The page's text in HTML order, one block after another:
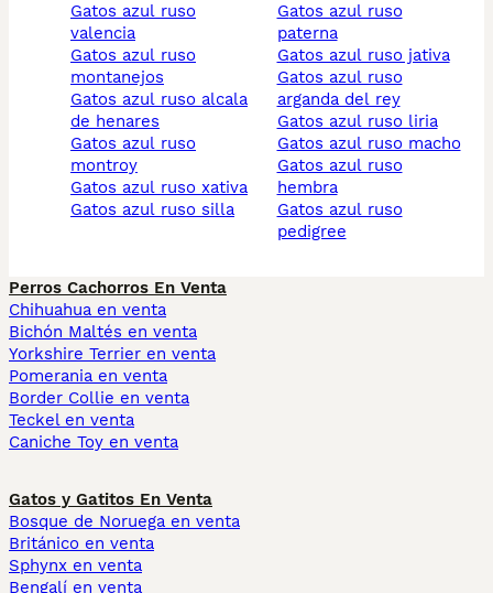
gatos azul ruso
valencia
gatos azul ruso
montanejos
gatos azul ruso alcala
de henares
gatos azul ruso
montroy
gatos azul ruso xativa
gatos azul ruso silla
gatos azul ruso
paterna
gatos azul ruso jativa
gatos azul ruso
arganda del rey
gatos azul ruso liria
gatos azul ruso macho
gatos azul ruso
hembra
gatos azul ruso
pedigree
Perros Cachorros En Venta
Chihuahua en venta
Bichón Maltés en venta
Yorkshire Terrier en venta
Pomerania en venta
Border Collie en venta
Teckel en venta
Caniche Toy en venta
Gatos y Gatitos En Venta
Bosque de Noruega en venta
Británico en venta
Sphynx en venta
Bengalí en venta